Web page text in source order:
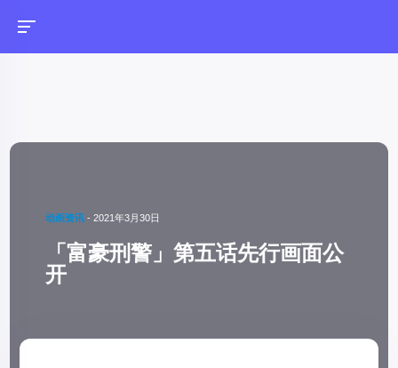
动画资讯 -2021年3月30日
「富豪刑警」第五话先行画面公
开